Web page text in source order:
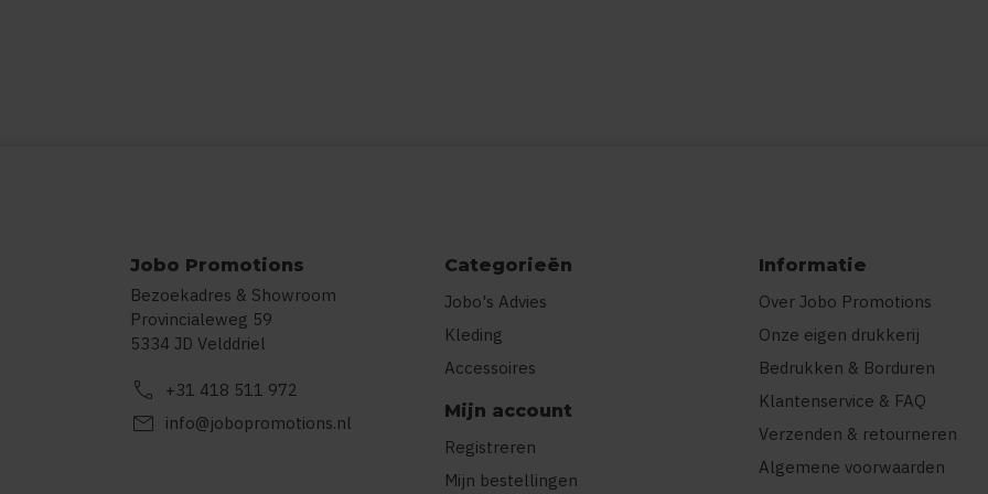
Jobo Promotions
Bezoekadres & Showroom
Provincialeweg 59
5334 JD Velddriel
call +31 418 511 972
mail info@jobopromotions.nl
Categorieën
Jobo's Advies
Kleding
Accessoires
Mijn account
Registreren
Mijn bestellingen
Informatie
Over Jobo Promotions
Onze eigen drukkerij
Bedrukken & Borduren
Klantenservice & FAQ
Verzenden & retourneren
Algemene voorwaarden